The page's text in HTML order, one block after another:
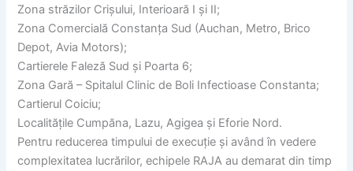
Zona străzilor Crișului, Interioară I și II;
Zona Comercială Constanța Sud (Auchan, Metro, Brico
Depot, Avia Motors);
Cartierele Faleză Sud și Poarta 6;
Zona Gară – Spitalul Clinic de Boli Infectioase Constanta;
Cartierul Coiciu;
Localitățile Cumpăna, Lazu, Agigea și Eforie Nord.
Pentru reducerea timpului de execuție și având în vedere
complexitatea lucrărilor, echipele RAJA au demarat din timp